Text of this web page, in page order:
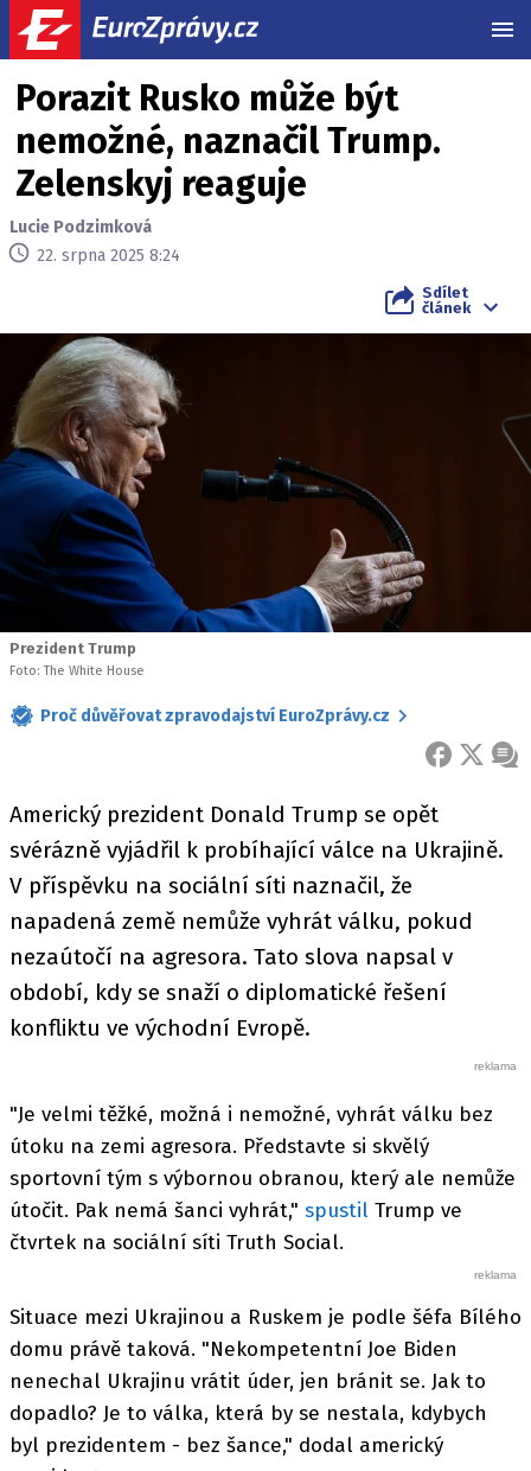
Porazit Rusko může být
nemožné, naznačil Trump.
Zelenskyj reaguje
Lucie Podzimková
22. srpna 2025 8:24
Sdílet
článek
Prezident Trump
Foto: The White House
Proč důvěřovat zpravodajství EuroZprávy.cz
FACEBOOK
X
Americký prezident Donald Trump se opět
svérázně vyjádřil k probíhající válce na Ukrajině.
V příspěvku na sociální síti naznačil, že
napadená země nemůže vyhrát válku, pokud
nezaútočí na agresora. Tato slova napsal v
období, kdy se snaží o diplomatické řešení
konfliktu ve východní Evropě.
"Je velmi těžké, možná i nemožné, vyhrát válku bez
útoku na zemi agresora. Představte si skvělý
sportovní tým s výbornou obranou, který ale nemůže
útočit. Pak nemá šanci vyhrát," spustil Trump ve
čtvrtek na sociální síti Truth Social.
Situace mezi Ukrajinou a Ruskem je podle šéfa Bílého
domu právě taková. "Nekompetentní Joe Biden
nenechal Ukrajinu vrátit úder, jen bránit se. Jak to
dopadlo? Je to válka, která by se nestala, kdybych
byl prezidentem - bez šance," dodal americký